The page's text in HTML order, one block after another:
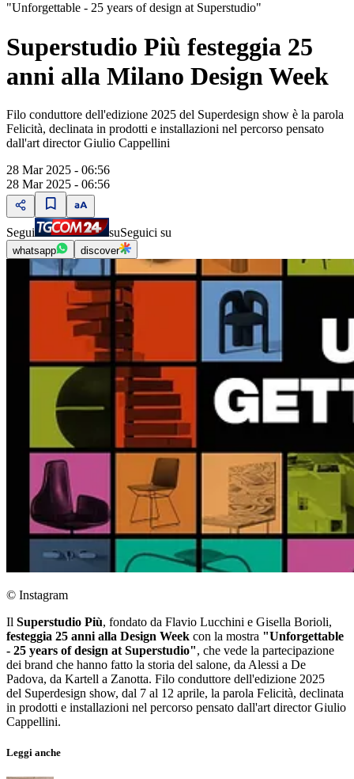
"Unforgettable - 25 years of design at Superstudio"
Superstudio Più festeggia 25
anni alla Milano Design Week
Filo conduttore dell'edizione 2025 del Superdesign show è la parola
Felicità, declinata in prodotti e installazioni nel percorso pensato
dall'art director Giulio Cappellini
28 Mar 2025 - 06:56
28 Mar 2025 - 06:56
Segui suSeguici su
whatsapp discover
© Instagram
Il Superstudio Più, fondato da Flavio Lucchini e Gisella Borioli,
festeggia 25 anni alla Design Week con la mostra "Unforgettable
- 25 years of design at Superstudio", che vede la partecipazione
dei brand che hanno fatto la storia del salone, da Alessi a De
Padova, da Kartell a Zanotta. Filo conduttore dell'edizione 2025
del Superdesign show, dal 7 al 12 aprile, la parola Felicità, declinata
in prodotti e installazioni nel percorso pensato dall'art director Giulio
Cappellini.
Leggi anche